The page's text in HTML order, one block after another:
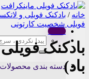
Menu
جستجو
برای:
دسته بندی محصولات
خانه / بادکنک فویلی و
فویلی شخصیت کارتونی
بادکنک
باد)